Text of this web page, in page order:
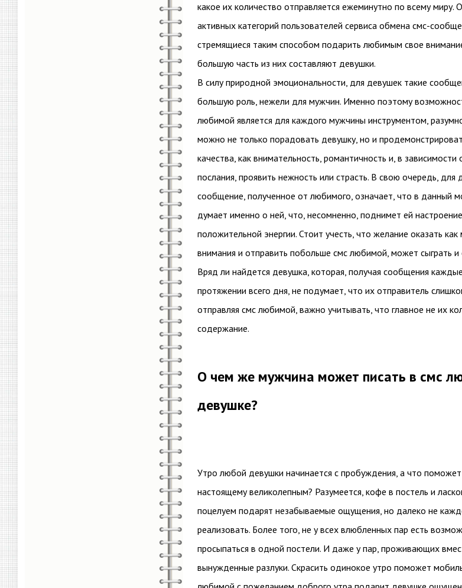
какое их количество отправляется ежеминутно по всему миру.
активных категорий пользователей сервиса обмена смс-
стремящиеся таким способом подарить любимым свое
большую часть из них составляют девушки.
В силу природной эмоциональности, для девушек такие
большую роль, нежели для мужчин. Именно поэтому
любимой является для каждого мужчины инструментом,
можно не только порадовать девушку, но и
качества, как внимательность, романтичность и, в
послания, проявить нежность или страсть. В свою очередь, для
сообщение, полученное от любимого, означает, что в данный
думает именно о ней, что, несомненно, поднимет ей
положительной энергии. Стоит учесть, что желание оказать
внимания и отправить побольше смс любимой, может сыграть и
Вряд ли найдется девушка, которая, получая сообщения
протяжении всего дня, не подумает, что их отправитель
отправляя смс любимой, важно учитывать, что главное не их
содержание.
О чем же мужчина может писать в смс
девушке?
Утро любой девушки начинается с пробуждения, а что
настоящему великолепным? Разумеется, кофе в постель и
поцелуем подарят незабываемые ощущения, но далеко не
реализовать. Более того, не у всех влюбленных пар есть
просыпаться в одной постели. И даже у пар, проживающих
вынужденные разлуки. Скрасить одинокое утро поможет